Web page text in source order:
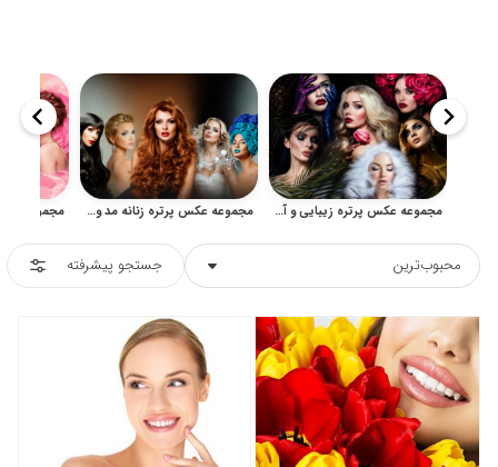
مجموعه عکس پرتره زیبایی و آرایش فانتزی زنانه مجموعه عکس پرتره زنانه مد و زیبایی با آرایش و موهای خاص
محبوب‌ترین جستجو پیشرفته